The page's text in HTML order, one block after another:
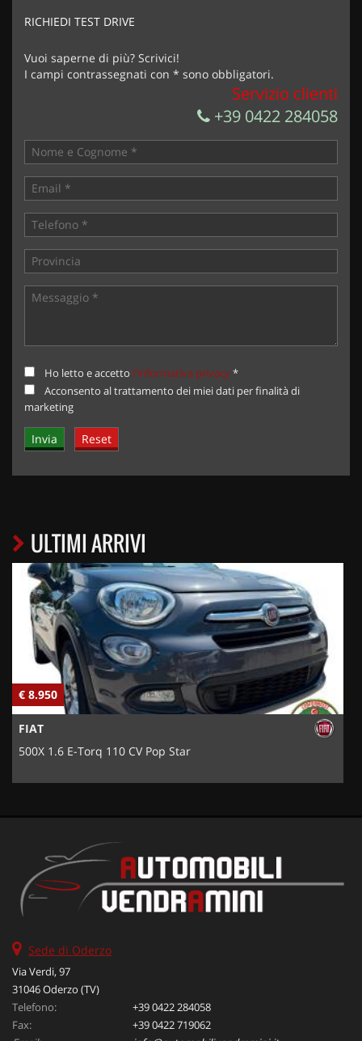
RICHIEDI TEST DRIVE
Vuoi saperne di più? Scrivici!
I campi contrassegnati con * sono obbligatori.
Servizio clienti
+39 0422 284058
Ho letto e accetto l'informativa privacy*
Acconsento al trattamento dei miei dati per finalità di
marketing
ULTIMI ARRIVI
€ 8.950
FIAT
500X 1.6 E-Torq 110 CV Pop Star
Sede di Oderzo
Via Verdi, 97
31046 Oderzo (TV)
Telefono:
+39 0422 284058
Fax:
+39 0422 719062